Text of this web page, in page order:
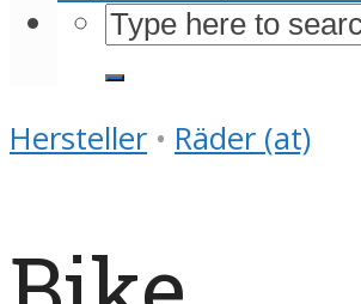
Hersteller • Räder (at)